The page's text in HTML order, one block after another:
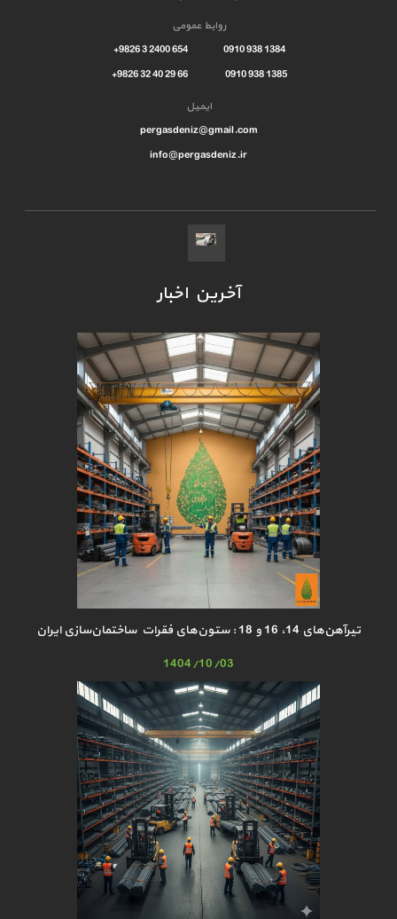
روابط عمومی
1384 938 0910 654 2400 3 9826+
1385 938 0910 66 29 40 32 9826+
ایمیل
pergasdeniz@gmail.com
info@pergasdeniz.ir
آخرین اخبار
تیرآهن‌های 14، 16 و 18 : ستون‌های فقرات ساختمان‌سازی ایران
1404/10/03